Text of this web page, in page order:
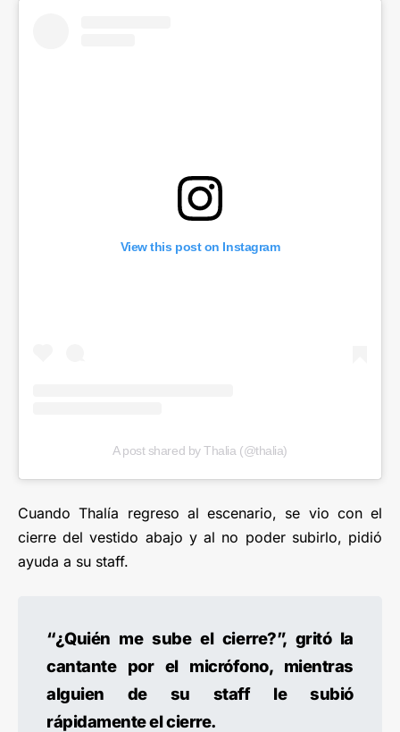
View this post on Instagram
A post shared by Thalia (@thalia)
Cuando Thalía regreso al escenario, se vio con el
cierre del vestido abajo y al no poder subirlo, pidió
ayuda a su staff.
“¿Quién me sube el cierre?”, gritó la
cantante por el micrófono, mientras
alguien de su staff le subió
rápidamente el cierre.